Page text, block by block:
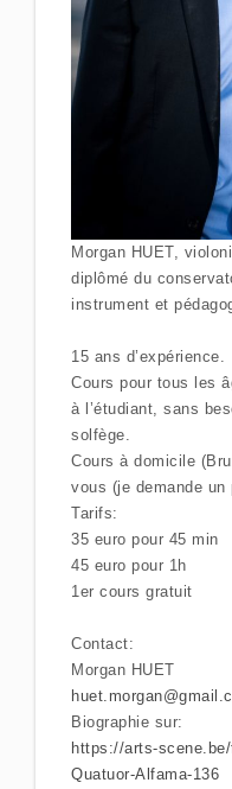
Morgan HUET,
diplômé du
instrument et
15 ans d’expérience.
Cours pour tous les
à l’étudiant, sans
solfège.
Cours à domicile
vous (je demande un
Tarifs:
35 euro pour 45 min
45 euro pour 1h
1er cours gratuit
Contact:
Morgan HUET
Biographie sur:
https://arts-
Quatuor-Alfama-136